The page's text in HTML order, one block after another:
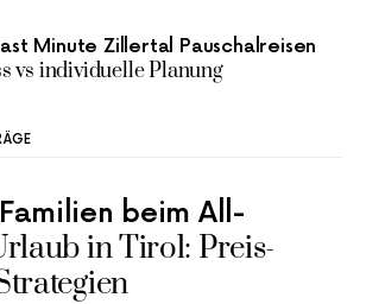
Minute Zillertal Pauschalreisen
vs individuelle Planung
beim All-
in Tirol: Preis-